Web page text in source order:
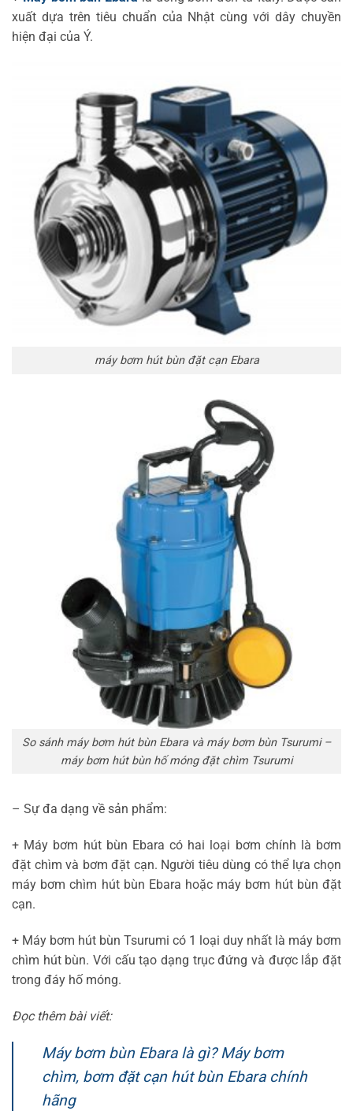
xuất dựa trên tiêu chuẩn của Nhật cùng với dây chuyền
hiện đại của Ý.
máy bơm hút bùn đặt cạn Ebara
So sánh máy bơm hút bùn Ebara và máy bơm bùn Tsurumi –
máy bơm hút bùn hố móng đặt chìm Tsurumi
– Sự đa dạng về sản phẩm:
+ Máy bơm hút bùn Ebara có hai loại bơm chính là bơm
đặt chìm và bơm đặt cạn. Người tiêu dùng có thể lựa chọn
máy bơm chìm hút bùn Ebara hoặc máy bơm hút bùn đặt
cạn.
+ Máy bơm hút bùn Tsurumi có 1 loại duy nhất là máy bơm
chìm hút bùn. Với cấu tạo dạng trục đứng và được lắp đặt
trong đáy hố móng.
Đọc thêm bài viết:
Máy bơm bùn Ebara là gì? Máy bơm
chìm, bơm đặt cạn hút bùn Ebara chính
hãng